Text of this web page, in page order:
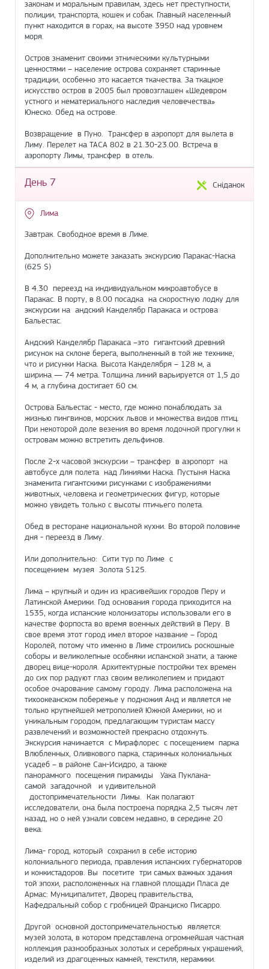
законам и моральным правилам, здесь нет преступности,
полиции, транспорта, кошек и собак. Главный населенный
пункт находится в горах, на высоте 3950 над уровнем
моря.
Остров знаменит своими этническими культурными
ценностями – население острова сохраняет старинные
традиции, особенно это касается ткачества. За ткацкое
искусство остров в 2005 был провозглашен «Шедевром
устного и нематериального наследия человечества»
Юнеско. Обед на острове.
Возвращение в Пуно. Трансфер в аэропорт для вылета в
Лиму. Перелет на TACA 802 в 21.30-23.00. Встреча в
аэропорту Лимы, трансфер в отель.
День 7 Сніданок
Лима
Завтрак. Свободное время в Лиме.
Дополнительно можете заказать экскурсию Паракас-Наска
(625 $)
В 4.30 переезд на индивидуальном микроавтобусе в
Паракас. В порту, в 8.00 посадка на скоростную лодку для
экскурсии на андский Канделябр Паракаса и острова
Бальестас.
Андский Канделябр Паракаса –это гигантский древний
рисунок на склоне берега, выполненный в той же технике,
что и рисунки Наска. Высота Канделября – 128 м, а
ширина — 74 метра. Толщина линий варьируется от 1,5 до
4 м, а глубина достигает 60 см.
Острова Бальестас - место, где можно понаблюдать за
жизнью пингвинов, морских львов и множества видов птиц.
При некоторой доле везения во время лодочной прогулки к
островам можно встретить дельфинов.
После 2-х часовой экскурсии – трансфер в аэропорт на
автобусе для полета над Линиями Наска. Пустыня Наска
знаменита гигантскими рисунками с изображениями
животных, человека и геометрических фигур, которые
можно увидеть только с высоты птичьего полета.
Oбед в ресторане национальной кухни. Во второй половине
дня - переезд в Лиму.
Или дополнительно: Сити тур по Лиме с
посещением музея Золота $125.
Лима – крупный и один из красивейших городов Перу и
Латинской Америки. Год основания города приходится на
1535, когда испанские колонизаторы использовали его в
качестве форпоста во время военных действий в Перу. В
свое время этот город имел второе название – Город
Королей, потому что именно в Лиме строились роскошные
соборы и великолепные особняки испанской знати, а также
дворец вице-короля. Архитектурные постройки тех времен
до сих пор радуют глаз своим великолепием и придают
особое очарование самому городу. Лима расположена на
тихоокеанском побережье у подножия Анд и является не
только крупнейшей метрополией Южной Америки, но и
уникальным городом, предлагающим туристам массу
развлечений и возможностей прекрасно отдохнуть.
Экскурсия начинается с Мирафлорес с посещением парка
Влюбленных, Оливкового парка, старинных колониальных
усадеб – в районе Сан-Исидро, а также
панорамного посещения пирамиды Уака Пуклана-
самой загадочной и удивительной
достопримечательности Лимы. Как полагают
исследователи, она была построена порядка 2,5 тысяч лет
назад, но о ней узнали совсем недавно, в середине 20
века.
Лима- город, который сохранил в себе историю
колониального периода, правления испанских губернаторов
и конкистадоров. Вы посетите три самых важных здания
той эпохи, расположенных на главной площади Пласа де
Армас: Муниципалитет, Дворец правительства,
Кафедральный собор с гробницей Франциско Писарро.
Другой основной достопримечательностью является:
музей золота, в котором представлена огромнейшая частная
коллекция разнообразных золотых и серебряных украшений,
изделий из драгоценных камней, текстиля, керамики.